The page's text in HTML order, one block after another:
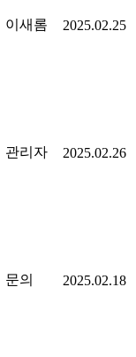
이새롬 2025.02.25
관리자 2025.02.26
문의 2025.02.18